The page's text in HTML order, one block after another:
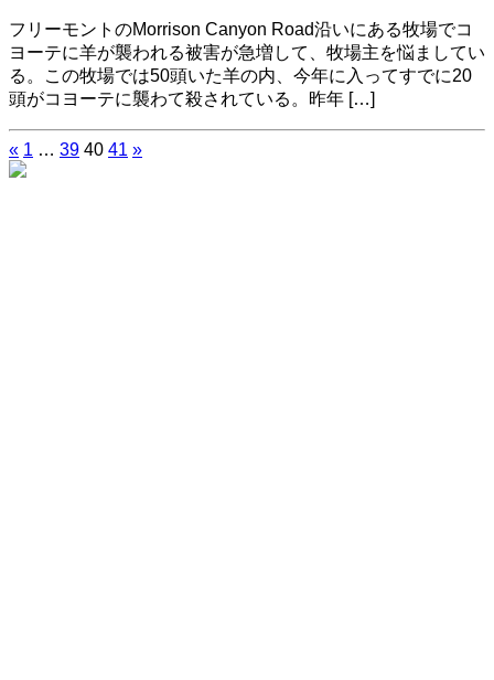
フリーモントのMorrison Canyon Road沿いにある牧場でコ
ヨーテに羊が襲われる被害が急増して、牧場主を悩ましてい
る。この牧場では50頭いた羊の内、今年に入ってすでに20
頭がコヨーテに襲わて殺されている。昨年 […]
投
« 1 … 39 40 41 »